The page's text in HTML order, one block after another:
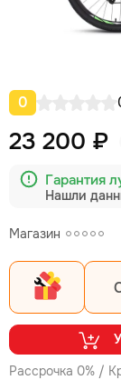
0
Магазин
23 200 ₽
Гарантия
Нашли
Рассрочка 0% /